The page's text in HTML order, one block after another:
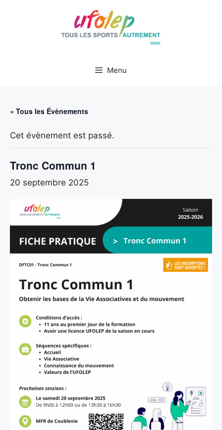
Menu
« Tous les Évènements
Cet évènement est passé.
Tronc Commun 1
20 septembre 2025